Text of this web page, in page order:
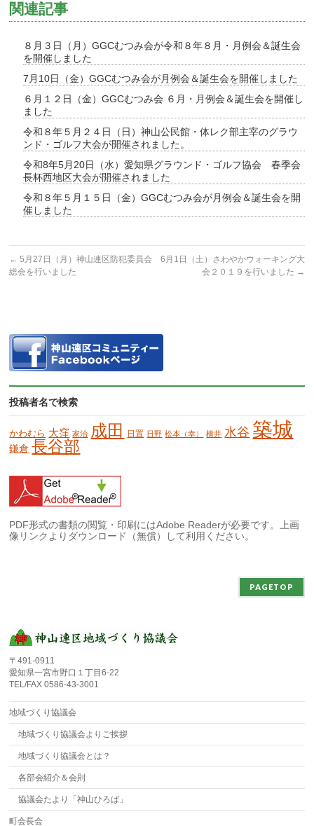
関連記事
８月３日（月）GGCむつみ会が令和８年８月・月例会＆誕生会
を開催しました
7月10日（金）GGCむつみ会が月例会＆誕生会を開催しました
６月１２日（金）GGCむつみ会 ６月・月例会＆誕生会を開催し
ました
令和８年５月２４日（日）神山公民館・体レク部主宰のグラウ
ンド・ゴルフ大会が開催されました。
令和8年5月20日（水）愛知県グラウンド・ゴルフ協会 春季会
長杯西地区大会が開催されました
令和８年５月１５日（金）GGCむつみ会が月例会＆誕生会を開
催しました
← 5月27日（月）神山連区防犯委員会
総会を行いました
6月1日（土）さわやかウォーキング大
会２０１９を行いました →
投稿者名で検索
かわむら 大窪 家治 成田 日置 日野 松本（幸） 横井 水谷 築城
鎌倉 長谷部
PDF形式の書類の閲覧・印刷にはAdobe Readerが必要です。上画
像リンクよりダウンロード（無償）して利用ください。
PAGETOP
〒491-0911
愛知県一宮市野口１丁目6-22
TEL/FAX 0586-43-3001
地域づくり協議会
地域づくり協議会よりご挨拶
地域づくり協議会とは？
各部会紹介＆会則
協議会たより「神山ひろば」
町会長会